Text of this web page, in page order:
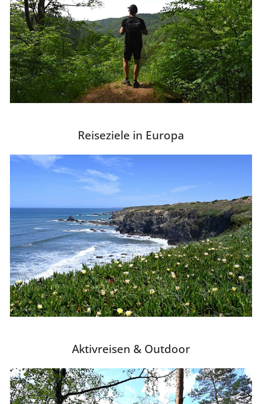
Reiseziele in Europa
Aktivreisen & Outdoor